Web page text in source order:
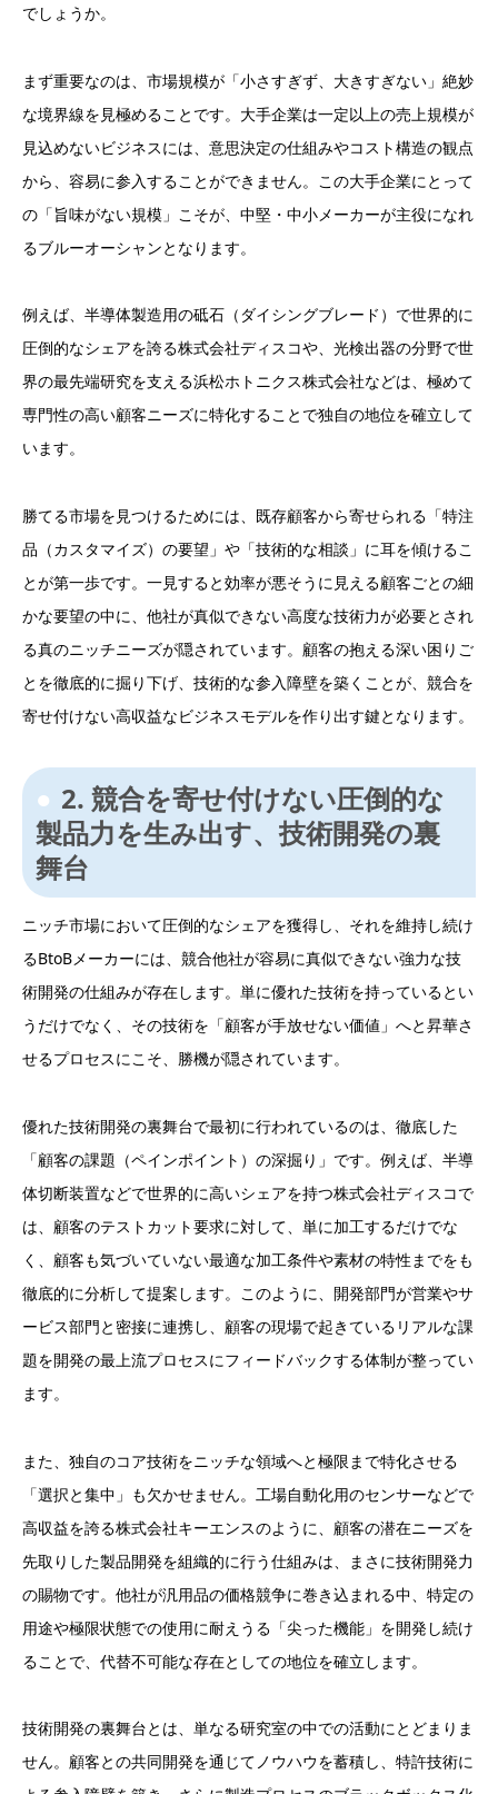
でしょうか。
まず重要なのは、市場規模が「小さすぎず、大きすぎない」絶妙
な境界線を見極めることです。大手企業は一定以上の売上規模が
見込めないビジネスには、意思決定の仕組みやコスト構造の観点
から、容易に参入することができません。この大手企業にとって
の「旨味がない規模」こそが、中堅・中小メーカーが主役になれ
るブルーオーシャンとなります。
例えば、半導体製造用の砥石（ダイシングブレード）で世界的に
圧倒的なシェアを誇る株式会社ディスコや、光検出器の分野で世
界の最先端研究を支える浜松ホトニクス株式会社などは、極めて
専門性の高い顧客ニーズに特化することで独自の地位を確立して
います。
勝てる市場を見つけるためには、既存顧客から寄せられる「特注
品（カスタマイズ）の要望」や「技術的な相談」に耳を傾けるこ
とが第一歩です。一見すると効率が悪そうに見える顧客ごとの細
かな要望の中に、他社が真似できない高度な技術力が必要とされ
る真のニッチニーズが隠されています。顧客の抱える深い困りご
とを徹底的に掘り下げ、技術的な参入障壁を築くことが、競合を
寄せ付けない高収益なビジネスモデルを作り出す鍵となります。
2. 競合を寄せ付けない圧倒的な
製品力を生み出す、技術開発の裏
舞台
ニッチ市場において圧倒的なシェアを獲得し、それを維持し続け
るBtoBメーカーには、競合他社が容易に真似できない強力な技
術開発の仕組みが存在します。単に優れた技術を持っているとい
うだけでなく、その技術を「顧客が手放せない価値」へと昇華さ
せるプロセスにこそ、勝機が隠されています。
優れた技術開発の裏舞台で最初に行われているのは、徹底した
「顧客の課題（ペインポイント）の深掘り」です。例えば、半導
体切断装置などで世界的に高いシェアを持つ株式会社ディスコで
は、顧客のテストカット要求に対して、単に加工するだけでな
く、顧客も気づいていない最適な加工条件や素材の特性までをも
徹底的に分析して提案します。このように、開発部門が営業やサ
ービス部門と密接に連携し、顧客の現場で起きているリアルな課
題を開発の最上流プロセスにフィードバックする体制が整ってい
ます。
また、独自のコア技術をニッチな領域へと極限まで特化させる
「選択と集中」も欠かせません。工場自動化用のセンサーなどで
高収益を誇る株式会社キーエンスのように、顧客の潜在ニーズを
先取りした製品開発を組織的に行う仕組みは、まさに技術開発力
の賜物です。他社が汎用品の価格競争に巻き込まれる中、特定の
用途や極限状態での使用に耐えうる「尖った機能」を開発し続け
ることで、代替不可能な存在としての地位を確立します。
技術開発の裏舞台とは、単なる研究室の中での活動にとどまりま
せん。顧客との共同開発を通じてノウハウを蓄積し、特許技術に